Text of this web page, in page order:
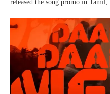
released the song promo in